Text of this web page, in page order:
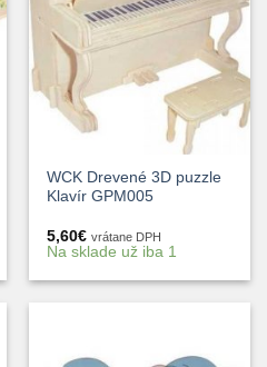
WCK Drevené 3D puzzle
Klavír GPM005
5,60€ vrátane DPH
Na sklade už iba 1